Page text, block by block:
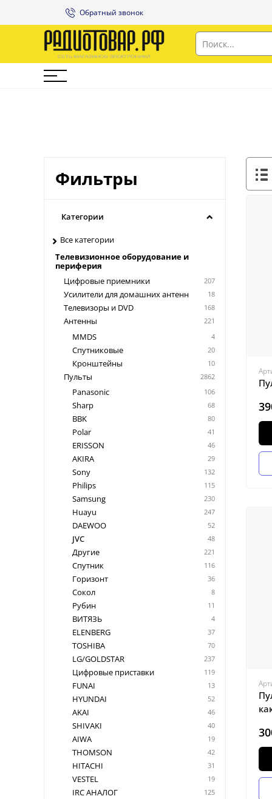
Обратный звонок
Фильтры
Категории
Все категории
Телевизионное оборудование и
периферия
Цифровые приемники
207
Усилители для домашних антенн 18
Телевизоры и DVD 168
Антенны 221
MMDS 4
Спутниковые 20
Кронштейны 10
Пульты 2862
Panasonic 106
Sharp 68
BBK 80
Polar 41
ERISSON 46
AKIRA 29
Sony 132
Philips 115
Samsung 230
Huayu 247
DAEWOO 52
JVC 48
Другие 221
Спутник 116
Горизонт 36
Сокол 8
Рубин 11
ВИТЯЗЬ 4
ELENBERG 37
TOSHIBA 70
LG/GOLDSTAR 237
Цифровые приставки 119
FUNAI 13
HYUNDAI 52
AKAI 46
SHIVAKI 40
AIWA 19
THOMSON 42
HITACHI 31
VESTEL 19
IRC АНАЛОГ 125